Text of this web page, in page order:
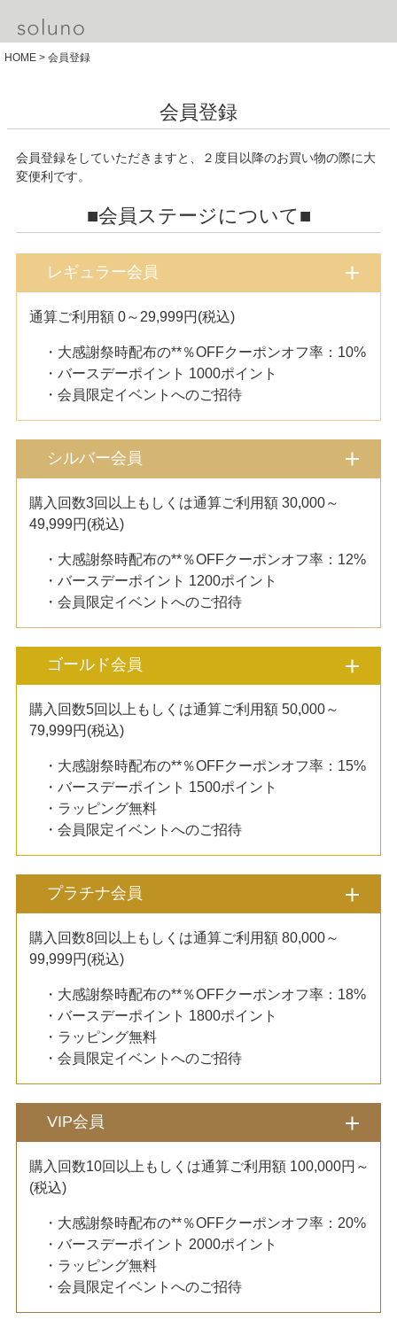
HOME 会員登録
会員登録
会員登録をしていただきますと、２度目以降のお買い物の際に大
変便利です。
■会員ステージについて■
レギュラー会員
通算ご利用額 0～29,999円(税込)
・大感謝祭時配布の**％OFFクーポンオフ率：10%
・バースデーポイント 1000ポイント
・会員限定イベントへのご招待
シルバー会員
購入回数3回以上もしくは通算ご利用額 30,000～
49,999円(税込)
・大感謝祭時配布の**％OFFクーポンオフ率：12%
・バースデーポイント 1200ポイント
・会員限定イベントへのご招待
ゴールド会員
購入回数5回以上もしくは通算ご利用額 50,000～
79,999円(税込)
・大感謝祭時配布の**％OFFクーポンオフ率：15%
・バースデーポイント 1500ポイント
・ラッピング無料
・会員限定イベントへのご招待
プラチナ会員
購入回数8回以上もしくは通算ご利用額 80,000～
99,999円(税込)
・大感謝祭時配布の**％OFFクーポンオフ率：18%
・バースデーポイント 1800ポイント
・ラッピング無料
・会員限定イベントへのご招待
VIP会員
購入回数10回以上もしくは通算ご利用額 100,000円～
(税込)
・大感謝祭時配布の**％OFFクーポンオフ率：20%
・バースデーポイント 2000ポイント
・ラッピング無料
・会員限定イベントへのご招待